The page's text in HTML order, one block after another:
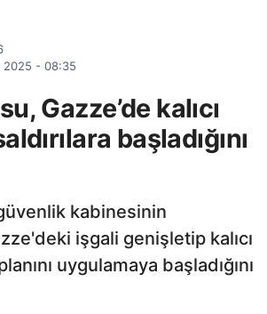
2025 - 08:35
Gazze’de kalıcı
başladığını
kabinesinin
işgali genişletip kalıcı
uygulamaya başladığını